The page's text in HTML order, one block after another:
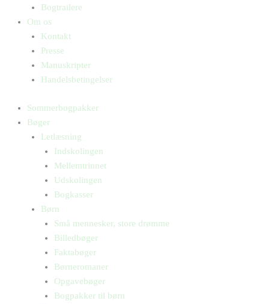
Bogtrailere
Om os
Kontakt
Presse
Manuskripter
Handelsbetingelser
Sommerbogpakker
Bøger
Letlæsning
Indskolingen
Mellemtrinnet
Udskolingen
Bogkasser
Børn
Små mennesker, store drømme
Billedbøger
Faktabøger
Børneromaner
Opgavebøger
Bogpakker til børn